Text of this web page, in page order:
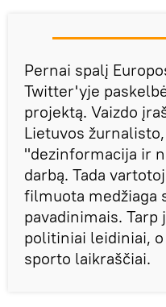
Pernai spalį
Twitter'yje
projektą. Vaizdo
Lietuvos
"dezinformacija ir
darbą. Tada
filmuota medžiaga
pavadinimais.
politiniai leidiniai,
sporto laikraščiai.